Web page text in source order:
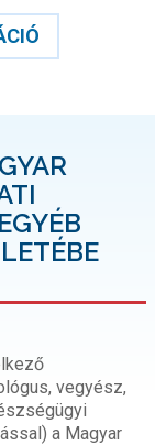
vegyész,
a Magyar